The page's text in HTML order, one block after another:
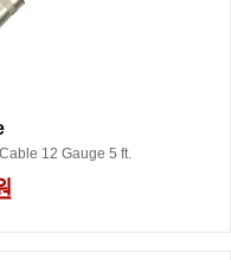
12 Gauge 5 ft.